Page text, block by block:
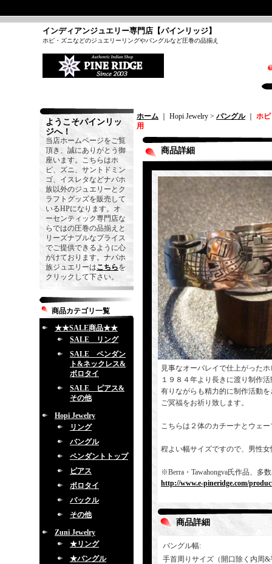
インディアンジュエリー専門店【パインリッジ】
ホピ・ズニなどのジュエリーリングやバングルなど圧巻の品揃え
ようこそパインリッ
ジへ！
当店ホームページをご覧
頂き、誠にありがとう御
座います。こちらはホ
ピ、ズニ、サントドミン
ゴ、イスレタなどナバホ
族以外のジュエリーとク
ラフトグッズを販売して
いるHPになります。オ
ーセンティック専門店な
らではの圧巻の品揃えと
リーズナブルなプライス
でご提供できるように心
がけております。ナバホ
族ジュエリーはこちらを
クリックして下さい。
商品カテゴリ一覧
★★SALE商品★★
SALE リング
SALE ペンダン
ト&ネックレス&
ボロタイ
SALE ピアス&
その他
Hopi Jewelry
リング
バングル
ペンダントトップ
ピアス
ボロタイ
バックル
その他
Zuni Jewelry
★リング
★バングル
ホーム ｜ Hopi Jewelry > バングル｜ ホ
用
商品詳細
見事なオーバレイで仕上がった
１９８４年より長きに渡り制作
有りながらも精力的に制作活動
ご冥福をお祈り致します。
こちらは２体のカチーナとウェ
程よい幅サイズですので、男性
※Berra・Tawahongva氏作品、多
http://www.e-pineridge.com/
商品詳細
バングル幅:
手首周りサイズ（開口除く内周&